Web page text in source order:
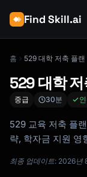
Find Skill.ai
홈 529 대학 저축 플랜
529 대학
중급 30분
529 교육 저축 플
략, 학자금 지원 영
최종 업데이트: 2026년